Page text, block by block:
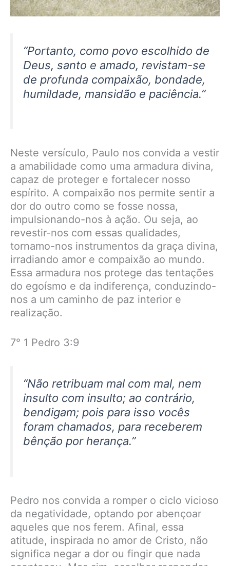
“Portanto, como povo escolhido de
Deus, santo e amado, revistam-se
de profunda compaixão, bondade,
humildade, mansidão e paciência.”
Neste versículo, Paulo nos convida a vestir
a amabilidade como uma armadura divina,
capaz de proteger e fortalecer nosso
espírito. A compaixão nos permite sentir a
dor do outro como se fosse nossa,
impulsionando-nos à ação. Ou seja, ao
revestir-nos com essas qualidades,
tornamo-nos instrumentos da graça divina,
irradiando amor e compaixão ao mundo.
Essa armadura nos protege das tentações
do egoísmo e da indiferença, conduzindo-
nos a um caminho de paz interior e
realização.
7° 1 Pedro 3:9
“Não retribuam mal com mal, nem
insulto com insulto; ao contrário,
bendigam; pois para isso vocês
foram chamados, para receberem
bênção por herança.”
Pedro nos convida a romper o ciclo vicioso
da negatividade, optando por abençoar
aqueles que nos ferem. Afinal, essa
atitude, inspirada no amor de Cristo, não
significa negar a dor ou fingir que nada